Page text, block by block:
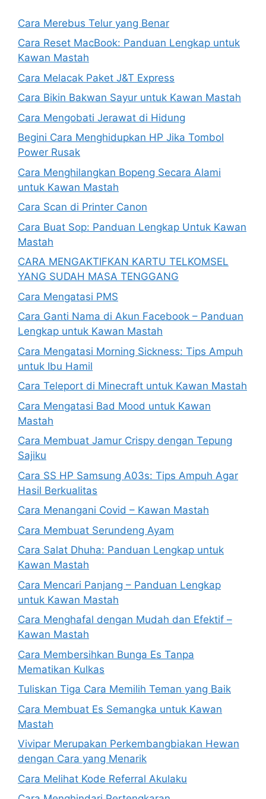
Cara Merebus Telur yang Benar
Cara Reset MacBook: Panduan Lengkap untuk
Kawan Mastah
Cara Melacak Paket J&T Express
Cara Bikin Bakwan Sayur untuk Kawan Mastah
Cara Mengobati Jerawat di Hidung
Begini Cara Menghidupkan HP Jika Tombol
Power Rusak
Cara Menghilangkan Bopeng Secara Alami
untuk Kawan Mastah
Cara Scan di Printer Canon
Cara Buat Sop: Panduan Lengkap Untuk Kawan
Mastah
CARA MENGAKTIFKAN KARTU TELKOMSEL
YANG SUDAH MASA TENGGANG
Cara Mengatasi PMS
Cara Ganti Nama di Akun Facebook – Panduan
Lengkap untuk Kawan Mastah
Cara Mengatasi Morning Sickness: Tips Ampuh
untuk Ibu Hamil
Cara Teleport di Minecraft untuk Kawan Mastah
Cara Mengatasi Bad Mood untuk Kawan
Mastah
Cara Membuat Jamur Crispy dengan Tepung
Sajiku
Cara SS HP Samsung A03s: Tips Ampuh Agar
Hasil Berkualitas
Cara Menangani Covid – Kawan Mastah
Cara Membuat Serundeng Ayam
Cara Salat Dhuha: Panduan Lengkap untuk
Kawan Mastah
Cara Mencari Panjang – Panduan Lengkap
untuk Kawan Mastah
Cara Menghafal dengan Mudah dan Efektif –
Kawan Mastah
Cara Membersihkan Bunga Es Tanpa
Mematikan Kulkas
Tuliskan Tiga Cara Memilih Teman yang Baik
Cara Membuat Es Semangka untuk Kawan
Mastah
Vivipar Merupakan Perkembangbiakan Hewan
dengan Cara yang Menarik
Cara Melihat Kode Referral Akulaku